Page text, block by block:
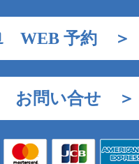
WEB 予約 ＞
問い合せ ＞